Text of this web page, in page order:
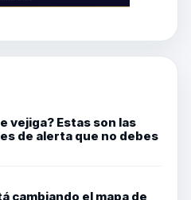
vejiga? Estas son las
de alerta que no debes
cambiando el mapa de